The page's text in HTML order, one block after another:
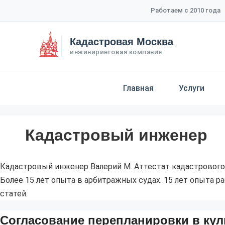
содержимому
Работаем с 2010 года
Кадастровая Москва
инжиниринговая компания
Главная Услуги
Кадастровый инженер
Кадастровый инженер Валерий М. Аттестат
Более 15 лет опыта в арбитражных судах. 15 лет
статей.
Согласование перепланировки в